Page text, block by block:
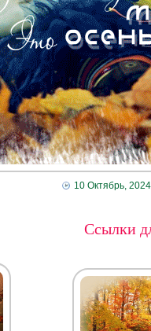
10 Октябрь, 2024
Ссылки